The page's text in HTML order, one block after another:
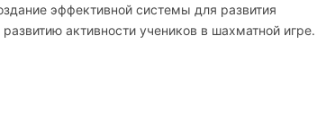
эффективной системы для развития
активности учеников в шахматной игре.